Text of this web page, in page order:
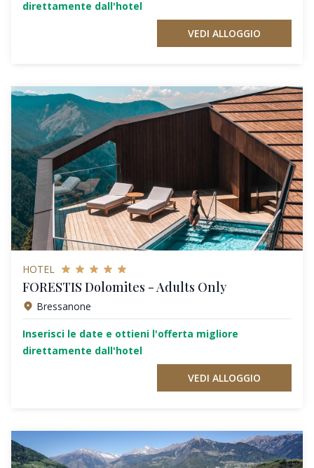
direttamente dall'hotel
VEDI ALLOGGIO
HOTEL
FORESTIS Dolomites - Adults Only
Bressanone
Inserisci le date e ottieni l'offerta migliore
direttamente dall'hotel
VEDI ALLOGGIO